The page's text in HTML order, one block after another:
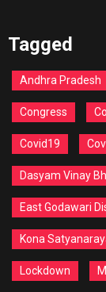
Tagged
Andhra Pradesh
Congress
Covid19
Dasyam Vinay
East Godawari
Kona
Lockdown